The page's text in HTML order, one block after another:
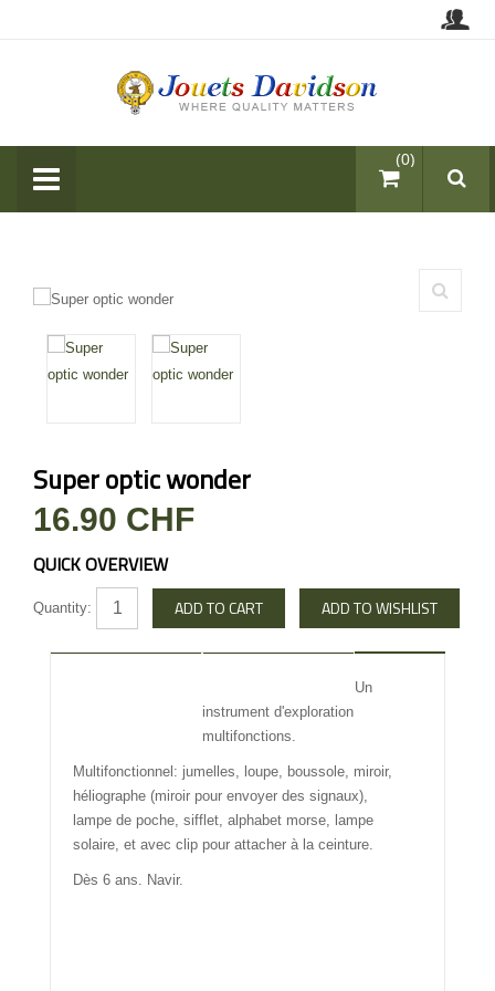
items (0)
Super optic wonder
16.90 CHF
QUICK OVERVIEW
Quantity:
Un
instrument d'exploration
multifonctions.
Multifonctionnel: jumelles, loupe, boussole, miroir,
héliographe (miroir pour envoyer des signaux),
lampe de poche, sifflet, alphabet morse, lampe
solaire, et avec clip pour attacher à la ceinture.
Dès 6 ans. Navir.